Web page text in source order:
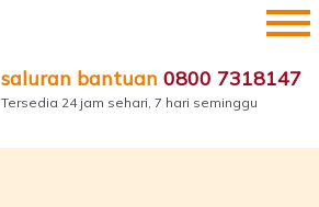
saluran bantuan 0800 7318147
Tersedia 24 jam sehari, 7 hari seminggu